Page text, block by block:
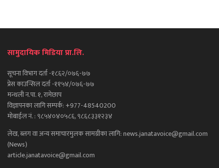
सामुदायिक मिडिया प्रा.लि.
सूचना विभाग दर्ता -१८६२/०७६-७७
प्रेस काउन्सिल दर्ता -११५४/०७६-७७
मन्थली न.पा. १, रामेछाप
विज्ञापनका लागि सम्पर्क: +977-48540200
मोबाईल नं. : ९८५४०४०५८६, ९८६८३३१२३४
लेख, ब्लग वा अन्य समाचारमुलक सामग्रीका लागि: news.janatavoice@gmail.com
(News)
article.janatavoice@gmail.com